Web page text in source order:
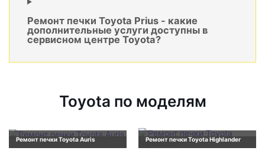
Ремонт печки Toyota Prius - какие
дополнительные услуги доступны в
сервисном центре Toyota?
Toyota по моделям
Ремонт печки Toyota Auris Ремонт печки Toyota Highlander